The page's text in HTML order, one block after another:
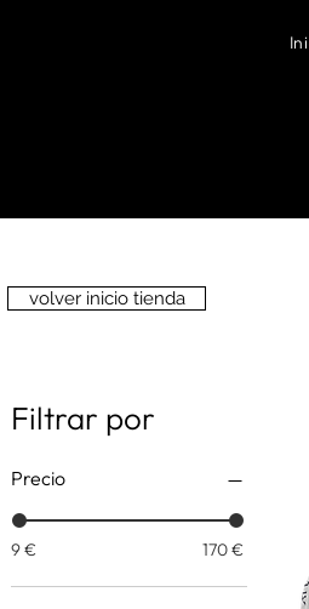
volver inicio tienda
Filtrar por
Precio
9 € 170 €